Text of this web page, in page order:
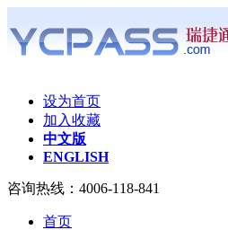
设为首页
加入收藏
中文版
ENGLISH
咨询热线： 4006-118-841
首页